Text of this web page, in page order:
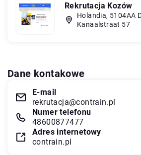
Rekrutacja Kozów
Holandia, 5104AA
Kanaalstraat 57
Dane kontakowe
E-mail
rekrutacja@contrain.pl
Numer telefonu
48600877477
Adres internetowy
contrain.pl